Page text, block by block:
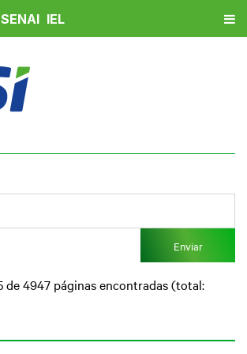
SENAI IEL
Enviar
de 4947 páginas encontradas (total: